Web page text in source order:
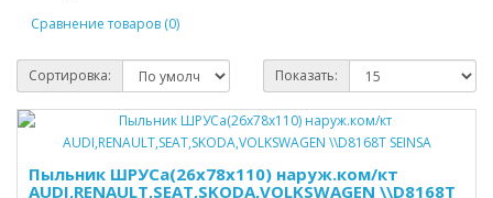
Сравнение товаров (0)
Сортировка: Показать:
Пыльник ШРУСа(26x78x110) наруж.ком/кт
AUDI,RENAULT,SEAT,SKODA,VOLKSWAGEN \\D8168T